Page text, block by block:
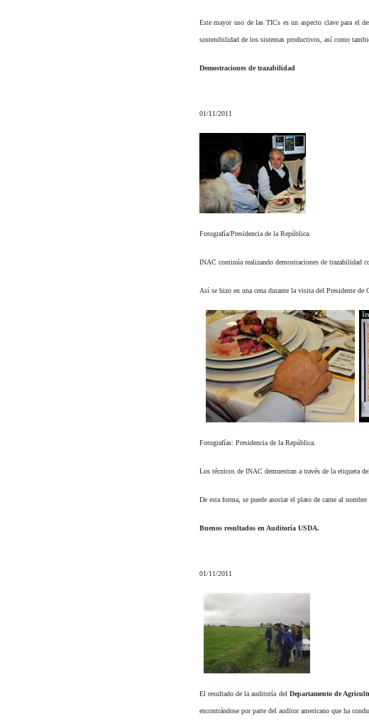
Este mayor uso de las TICs es un aspecto clave para el
sostenibilidad de los sistemas productivos, así como
Demostraciones de trazabilidad
01/11/2011
Fotografía/Presidencia de la República.
INAC continúa realizando demostraciones de trazabilidad
Así se hizo en una cena durante la visita del Presidente
Fotografías: Presidencia de la República.
Los técnicos de INAC demuestran a través de la etiqueta
De esta forma, se puede asociar el plato de carne al
Buenos resultados en Auditoría USDA.
01/11/2011
El resultado de la auditoría del Departamento de
encontrándose por parte del auditor americano que ha